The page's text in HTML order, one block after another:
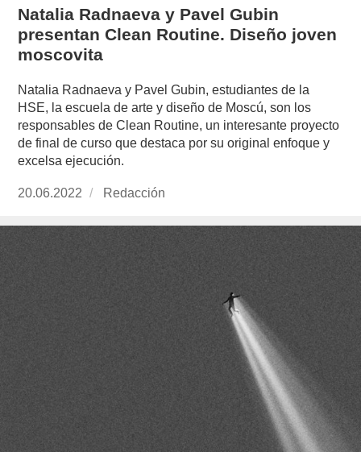
Natalia Radnaeva y Pavel Gubin
presentan Clean Routine. Diseño joven
moscovita
Natalia Radnaeva y Pavel Gubin, estudiantes de la
HSE, la escuela de arte y diseño de Moscú, son los
responsables de Clean Routine, un interesante proyecto
de final de curso que destaca por su original enfoque y
excelsa ejecución.
Publicado
20.06.2022 https://www.experimenta.es/author/redaccion/
Redacción